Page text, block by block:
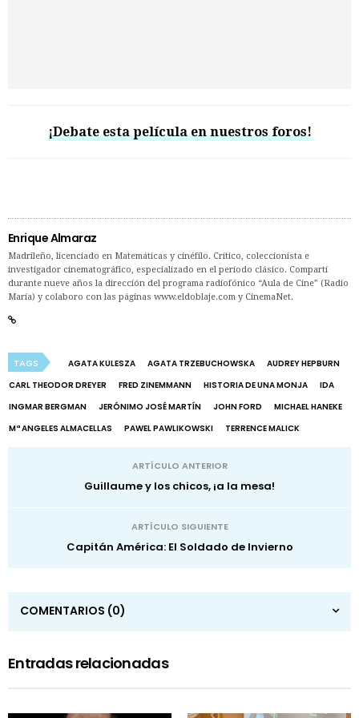
¡Debate esta película en nuestros foros!
Enrique Almaraz
Madrileño, licenciado en Matemáticas y cinéfilo. Crítico, coleccionista e
investigador cinematográfico, especializado en el período clásico. Compartí
durante nueve años la dirección del programa radiofónico “Aula de Cine” (Radio
María) y colaboro con las páginas www.eldoblaje.com y CinemaNet.
TAGS AGATA KULESZA AGATA TRZEBUCHOWSKA
AUDREY HEPBURN
CARL THEODOR DREYER
FRED ZINEMMANN HISTORIA DE UNA MONJA
IDA
INGMAR BERGMAN
JERÓNIMO JOSÉ MARTÍN JOHN FORD
MICHAEL HANEKE
Mª ANGELES ALMACELLAS
PAWEL PAWLIKOWSKI TERRENCE MALICK
ARTÍCULO ANTERIOR
Guillaume y los chicos, ¡a la mesa!
ARTÍCULO SIGUIENTE
Capitán América: El Soldado de Invierno
COMENTARIOS (0)
Entradas relacionadas